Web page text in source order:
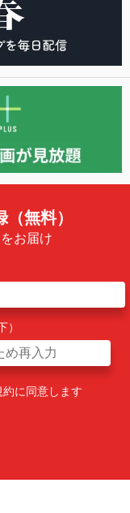
無料）
お届け
約に同意します